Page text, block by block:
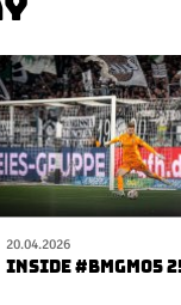
20.04.2026
INSIDE #BMGM05